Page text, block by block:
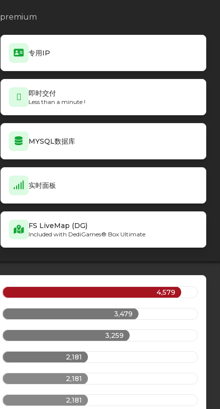
专用IP
即时交付
Less than a minute !
MYSQL数据库
实时面板
FS LiveMap (DG)
Included with DediGames® Box Ultimate
4,579
3,479
3,259
2,181
2,181
2,181